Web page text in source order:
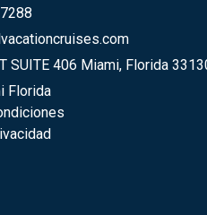
SUITE 406 Miami, Florida
Florida